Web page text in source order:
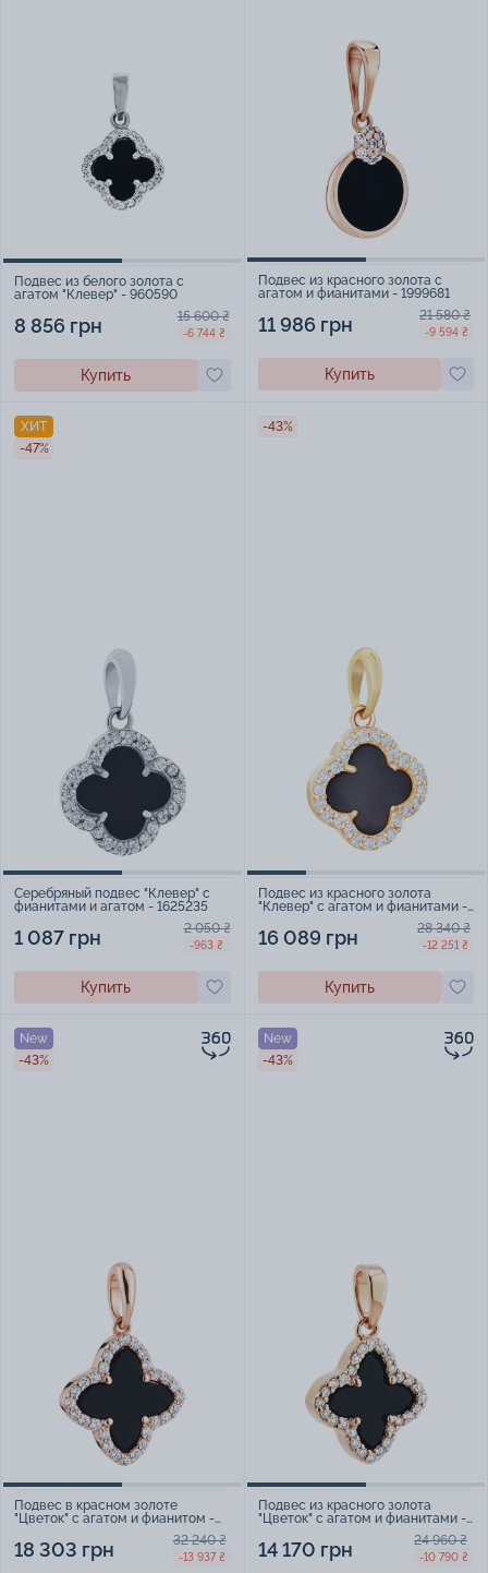
Подвес из белого золота с
агатом "Клевер" - 960590
8 856 грн 15 600 ₴
-6 744 ₴
Купить
Подвес из красного золота с
агатом и фианитами - 1999681
11 986 грн 21 580 ₴
-9 594 ₴
Купить
ХИТ
-47%
Серебряный подвес "Клевер" с
фианитами и агатом - 1625235
1 087 грн 2 050 ₴
-963 ₴
Купить
-43%
Подвес из красного золота
"Клевер" с агатом и фианитами -
16 089 грн 28 340 ₴
-12 251 ₴
Купить
New
-43%
Подвес в красном золоте
"Цветок" с агатом и фианитом -
18 303 грн 32 240 ₴
-13 937 ₴
New
-43%
Подвес из красного золота
"Цветок" с агатом и фианитами -
14 170 грн 24 960 ₴
-10 790 ₴